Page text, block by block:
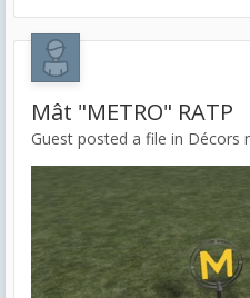
Mât "METRO" RATP
Guest posted a file in Décors